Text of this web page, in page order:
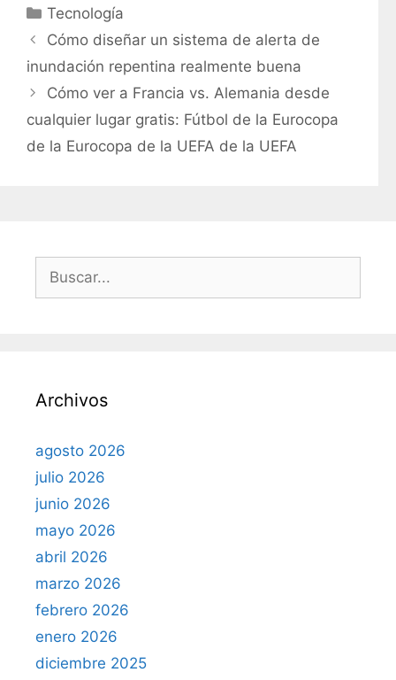
C
a
e
g
o
r
Tecnología
Cómo diseñar un sistema de alerta de
inundación repentina realmente buena
Cómo ver a Francia vs. Alemania desde
cualquier lugar gratis: Fútbol de la Eurocopa
de la Eurocopa de la UEFA de la UEFA
:
Archivos
agosto 2026
julio 2026
junio 2026
mayo 2026
abril 2026
marzo 2026
febrero 2026
enero 2026
diciembre 2025